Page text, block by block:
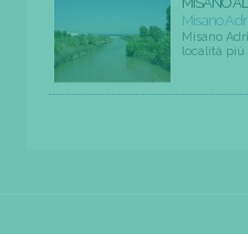
Misano
Misano
località più